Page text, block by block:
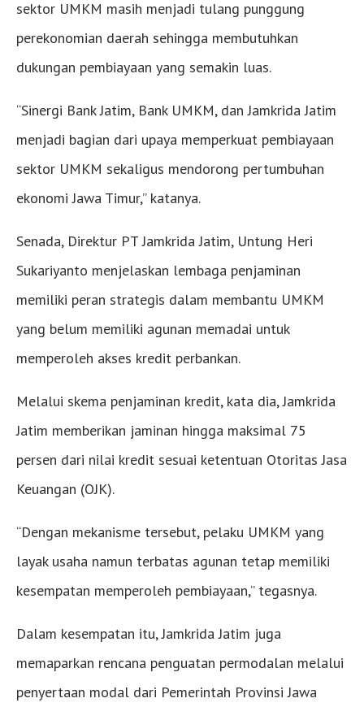
sektor UMKM masih menjadi tulang punggung
perekonomian daerah sehingga membutuhkan
dukungan pembiayaan yang semakin luas.
“Sinergi Bank Jatim, Bank UMKM, dan Jamkrida Jatim
menjadi bagian dari upaya memperkuat pembiayaan
sektor UMKM sekaligus mendorong pertumbuhan
ekonomi Jawa Timur,” katanya.
Senada, Direktur PT Jamkrida Jatim, Untung Heri
Sukariyanto menjelaskan lembaga penjaminan
memiliki peran strategis dalam membantu UMKM
yang belum memiliki agunan memadai untuk
memperoleh akses kredit perbankan.
Melalui skema penjaminan kredit, kata dia, Jamkrida
Jatim memberikan jaminan hingga maksimal 75
persen dari nilai kredit sesuai ketentuan Otoritas Jasa
Keuangan (OJK).
“Dengan mekanisme tersebut, pelaku UMKM yang
layak usaha namun terbatas agunan tetap memiliki
kesempatan memperoleh pembiayaan,” tegasnya.
Dalam kesempatan itu, Jamkrida Jatim juga
memaparkan rencana penguatan permodalan melalui
penyertaan modal dari Pemerintah Provinsi Jawa